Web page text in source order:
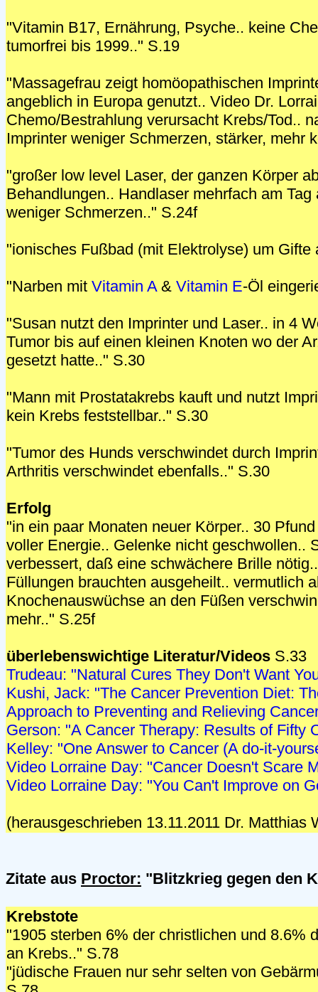
"Vitamin B17, Ernährung, Psyche.. keine
tumorfrei bis 1999.." S.19
"Massagefrau zeigt homöopathischen
angeblich in Europa genutzt.. Video Dr.
Chemo/Bestrahlung verursacht Krebs/Tod..
Imprinter weniger Schmerzen, stärker, mehr
"großer low level Laser, der ganzen Körper
Behandlungen.. Handlaser mehrfach am
weniger Schmerzen.." S.24f
"ionisches Fußbad (mit Elektrolyse) um Gifte
"Narben mit Vitamin A & Vitamin E-Öl
"Susan nutzt den Imprinter und Laser.. in 4
Tumor bis auf einen kleinen Knoten wo der
gesetzt hatte.." S.30
"Mann mit Prostatakrebs kauft und nutzt
kein Krebs feststellbar.." S.30
"Tumor des Hunds verschwindet durch
Arthritis verschwindet ebenfalls.." S.30
Erfolg
"in ein paar Monaten neuer Körper.. 30
voller Energie.. Gelenke nicht geschwollen..
verbessert, daß eine schwächere Brille
Füllungen brauchten ausgeheilt.. vermutlich
Knochenauswüchse an den Füßen
mehr.." S.25f
überlebenswichtige Literatur/Videos S.33
Trudeau: "Natural Cures They Don't Want
Kushi, Jack: "The Cancer Prevention Diet:
Approach to Preventing and Relieving
Gerson: "A Cancer Therapy: Results of Fifty
Kelley: "One Answer to Cancer (A do-it-
Video Lorraine Day: "Cancer Doesn't Scare
Video Lorraine Day: "You Can't Improve on
(herausgeschrieben 13.11.2011 Dr. Matthias
Zitate aus Proctor: "Blitzkrieg gegen den
Krebstote
"1905 sterben 6% der christlichen und 8.6%
an Krebs.." S.78
"jüdische Frauen nur sehr selten von